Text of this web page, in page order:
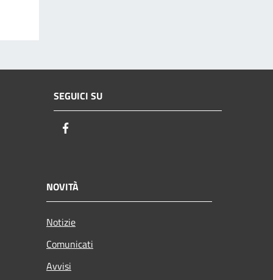
SEGUICI SU
NOVITÀ
Notizie
Comunicati
Avvisi